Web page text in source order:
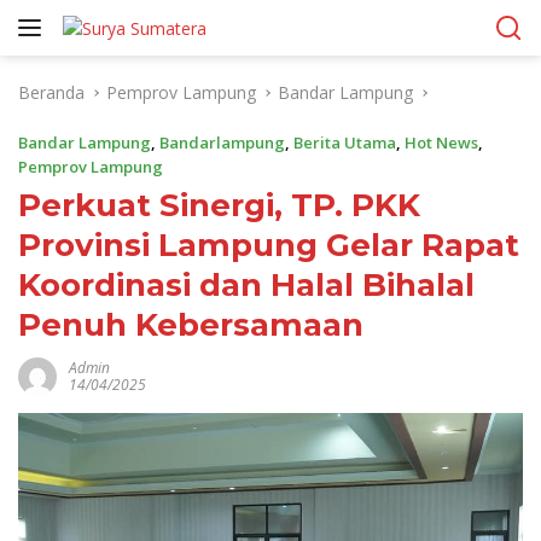
Langsung
Beranda
Pemprov Lampung Bandar Lampung
Bandar Lampung, Bandarlampung, Berita Utama, Hot News,
Pemprov Lampung
Perkuat Sinergi, TP. PKK
Provinsi Lampung Gelar Rapat
Koordinasi dan Halal Bihalal
Penuh Kebersamaan
Admin
14/04/2025